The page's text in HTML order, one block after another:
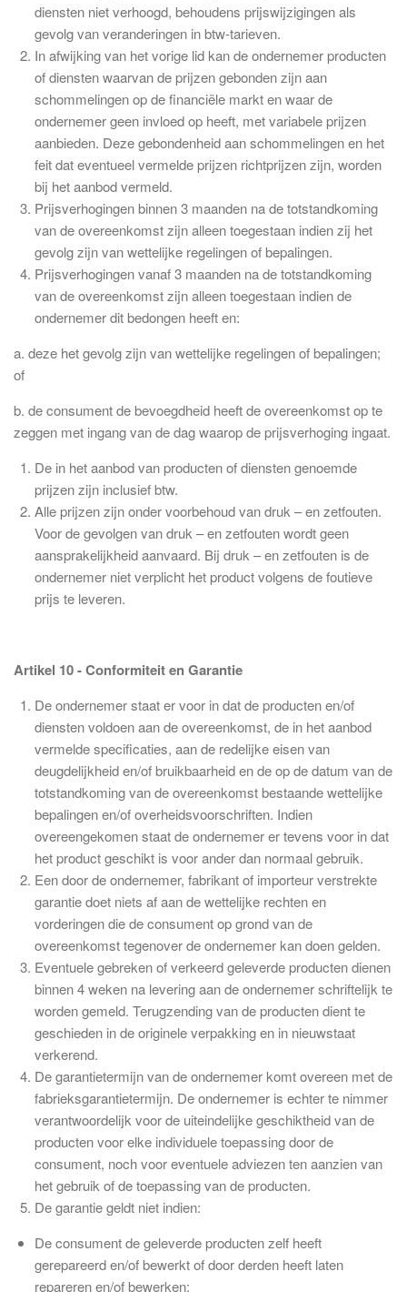
diensten niet verhoogd, behoudens prijswijzigingen als
gevolg van veranderingen in btw-tarieven.
In afwijking van het vorige lid kan de ondernemer producten
of diensten waarvan de prijzen gebonden zijn aan
schommelingen op de financiële markt en waar de
ondernemer geen invloed op heeft, met variabele prijzen
aanbieden. Deze gebondenheid aan schommelingen en het
feit dat eventueel vermelde prijzen richtprijzen zijn, worden
bij het aanbod vermeld.
Prijsverhogingen binnen 3 maanden na de totstandkoming
van de overeenkomst zijn alleen toegestaan indien zij het
gevolg zijn van wettelijke regelingen of bepalingen.
Prijsverhogingen vanaf 3 maanden na de totstandkoming
van de overeenkomst zijn alleen toegestaan indien de
ondernemer dit bedongen heeft en:
a. deze het gevolg zijn van wettelijke regelingen of bepalingen;
of
b. de consument de bevoegdheid heeft de overeenkomst op te
zeggen met ingang van de dag waarop de prijsverhoging ingaat.
De in het aanbod van producten of diensten genoemde
prijzen zijn inclusief btw.
Alle prijzen zijn onder voorbehoud van druk – en zetfouten.
Voor de gevolgen van druk – en zetfouten wordt geen
aansprakelijkheid aanvaard. Bij druk – en zetfouten is de
ondernemer niet verplicht het product volgens de foutieve
prijs te leveren.
Artikel 10 - Conformiteit en Garantie
De ondernemer staat er voor in dat de producten en/of
diensten voldoen aan de overeenkomst, de in het aanbod
vermelde specificaties, aan de redelijke eisen van
deugdelijkheid en/of bruikbaarheid en de op de datum van de
totstandkoming van de overeenkomst bestaande wettelijke
bepalingen en/of overheidsvoorschriften. Indien
overeengekomen staat de ondernemer er tevens voor in dat
het product geschikt is voor ander dan normaal gebruik.
Een door de ondernemer, fabrikant of importeur verstrekte
garantie doet niets af aan de wettelijke rechten en
vorderingen die de consument op grond van de
overeenkomst tegenover de ondernemer kan doen gelden.
Eventuele gebreken of verkeerd geleverde producten dienen
binnen 4 weken na levering aan de ondernemer schriftelijk te
worden gemeld. Terugzending van de producten dient te
geschieden in de originele verpakking en in nieuwstaat
verkerend.
De garantietermijn van de ondernemer komt overeen met de
fabrieksgarantietermijn. De ondernemer is echter te nimmer
verantwoordelijk voor de uiteindelijke geschiktheid van de
producten voor elke individuele toepassing door de
consument, noch voor eventuele adviezen ten aanzien van
het gebruik of de toepassing van de producten.
De garantie geldt niet indien:
De consument de geleverde producten zelf heeft
gerepareerd en/of bewerkt of door derden heeft laten
repareren en/of bewerken;